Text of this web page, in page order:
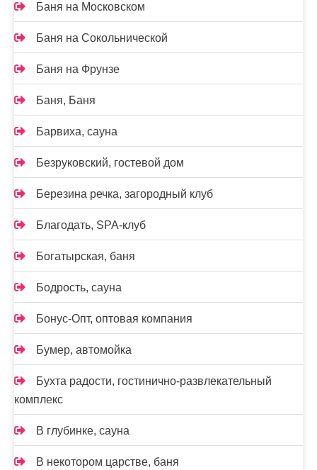
Баня на Московском
Баня на Сокольнической
Баня на Фрунзе
Баня, Баня
Барвиха, сауна
Безруковский, гостевой дом
Березина речка, загородный клуб
Благодать, SPA-клуб
Богатырская, баня
Бодрость, сауна
Бонус-Опт, оптовая компания
Бумер, автомойка
Бухта радости, гостинично-развлекательный
комплекс
В глубинке, сауна
В некотором царстве, баня